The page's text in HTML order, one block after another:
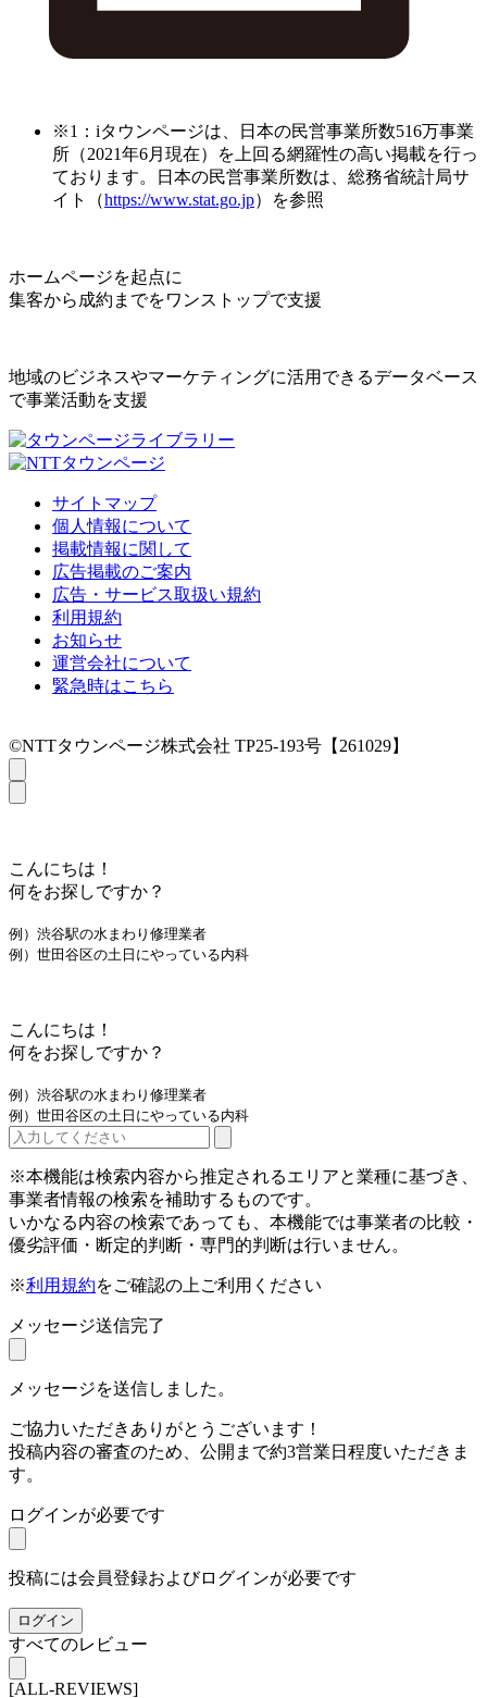
※1：iタウンページは、日本の民営事業所数516万事業
所（2021年6月現在）を上回る網羅性の高い掲載を行っ
ております。日本の民営事業所数は、総務省統計局サ
イト（https://www.stat.go.jp）を参照
ホームページを起点に
集客から成約までをワンストップで支援
地域のビジネスやマーケティングに活用できるデータベース
で事業活動を支援
サイトマップ
個人情報について
掲載情報に関して
広告掲載のご案内
広告・サービス取扱い規約
利用規約
お知らせ
運営会社について
緊急時はこちら
©NTTタウンページ株式会社 TP25-193号【261029】
こんにちは！
何をお探しですか？
例）渋谷駅の水まわり修理業者
例）世田谷区の土日にやっている内科
こんにちは！
何をお探しですか？
例）渋谷駅の水まわり修理業者
例）世田谷区の土日にやっている内科
※本機能は検索内容から推定されるエリアと業種に基づき、
事業者情報の検索を補助するものです。
いかなる内容の検索であっても、本機能では事業者の比較・
優劣評価・断定的判断・専門的判断は行いません。
※利用規約をご確認の上ご利用ください
メッセージ送信完了
メッセージを送信しました。
ご協力いただきありがとうございます！
投稿内容の審査のため、公開まで約3営業日程度いただきま
す。
ログインが必要です
投稿には会員登録およびログインが必要です
ログイン
すべてのレビュー
[ALL-REVIEWS]